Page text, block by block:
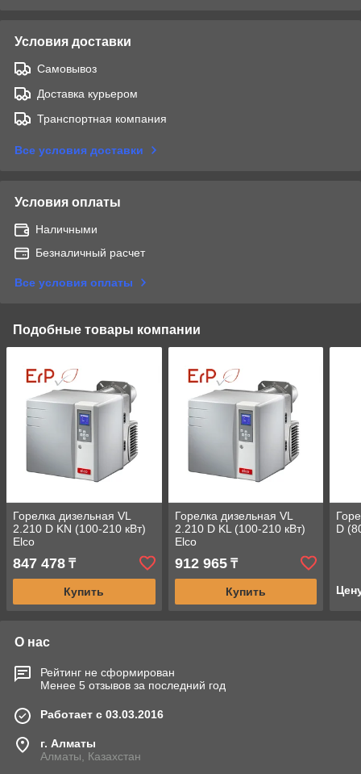
Условия доставки
Самовывоз
Доставка курьером
Транспортная компания
Все условия доставки
Условия оплаты
Наличными
Безналичный расчет
Все условия оплаты
Подобные товары компании
Горелка дизельная VL
2.210 D KN (100-210 кВт)
Elco
847 478 ₸
Купить
Горелка дизельная VL
2.210 D KL (100-210 кВт)
Elco
912 965₸
Купить
D
О нас
Рейтинг не сформирован
Менее 5 отзывов за последний год
Работает с 03.03.2016
г. Алматы
Алматы, Казахстан